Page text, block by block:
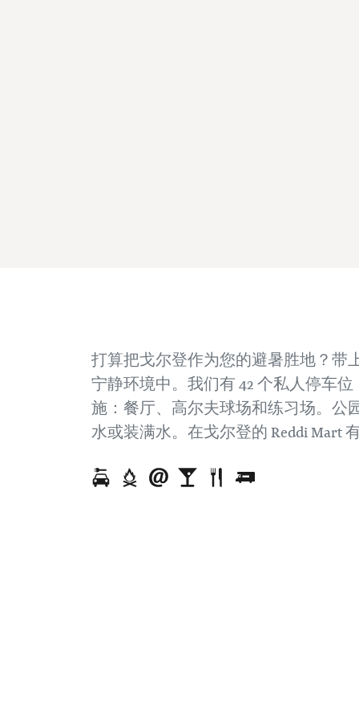
打算把戈尔登作为您的避暑胜地？带
宁静环境中。我们有 42 个私人停车
施：餐厅、高尔夫球场和练习场。公
水或装满水。在戈尔登的 Reddi Mart